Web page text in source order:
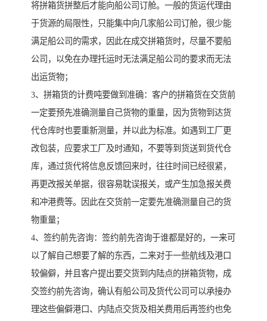
将拼箱货拼整后才能向船公司订舱。一般的货运代理由
于货源的局限性，只能集中向几家船公司订舱，很少能
满足船公司的需求，因此在成交拼箱货时，尽量不要船
公司，以免在办理托运时无法满足船公司的要求而无法
出运货物；
3、拼箱货的计费吨要做到准确：客户的拼箱货在交货前
一定要预先准确测量自己货物的重量，因为货物到达货
代仓库时也要重新测量，并以此为标准。如遇到工厂更
改包装，应要求工厂及时通知，不要等到货送到货代仓
库，通过货代将信息反馈回来时，往往时间已经很紧，
再更改报关单据，很容易耽误报关，或产生加急报关费
和冲港费等。因此在交货前一定要先准确测量自己的货
物重量；
4、签约前先咨询：签约前先咨询于谁都是好的，一来可
以了解自己想要了解的东西，二来对于一些航线及港口
较偏僻，并且客户提出要交货到内陆点的拼箱货物，成
交签约前先咨询，确认有船公司及货代公司可以承接办
理这些偏僻港口、内陆点交货及相关费用后再签约也免